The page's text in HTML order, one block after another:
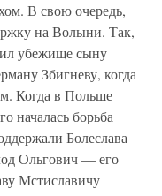
В свою очередь,
на Волыни. Так,
убежище сыну
Збигневу, когда
Когда в Польше
началась борьба
Болеслава
Ольгович — его
Мстиславичу